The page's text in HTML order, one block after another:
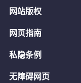
网站版权
网页指南
私隐条例
无障碍网页